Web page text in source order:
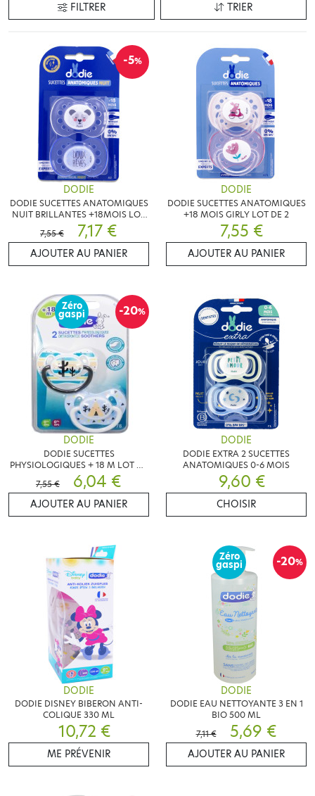
FILTRER TRIER
-5%
DODIE
DODIE SUCETTES ANATOMIQUES
NUIT BRILLANTES +18MOIS LOT
DE 2
7,55 € 7,17 €
AJOUTER AU PANIER
DODIE
DODIE SUCETTES ANATOMIQUES
+18 MOIS GIRLY LOT DE 2
7,55 €
AJOUTER AU PANIER
-20%
Zéro
gaspi
DODIE
DODIE SUCETTES
PHYSIOLOGIQUES + 18 M LOT DE
2
7,55 € 6,04 €
AJOUTER AU PANIER
DODIE
DODIE EXTRA 2 SUCETTES
ANATOMIQUES 0-6 MOIS
9,60 €
CHOISIR
DODIE
DODIE DISNEY BIBERON ANTI-
COLIQUE 330 ML
10,72 €
ME PRÉVENIR
-20%
Zéro
gaspi
DODIE
DODIE EAU NETTOYANTE 3 EN 1
BIO 500 ML
7,11 €
5,69 €
AJOUTER AU PANIER